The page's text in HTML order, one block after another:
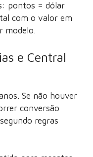
pontos = dólar
com o valor em
modelo.
e Central
Se não houver
conversão
regras